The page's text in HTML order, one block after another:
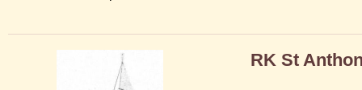
RK St